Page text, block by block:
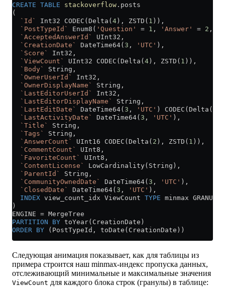
CREATE TABLE stackoverflow .posts
(
  `Id`
Int32 CODEC(Delta(4), ZSTD( 1 )),
  `PostTypeId`
Enum8( 'Question' = 1 , 'Answer' = 2 ,
  `AcceptedAnswerId`
UInt32,
  `CreationDate`
DateTime64( 3 , 'UTC' ),
  `Score`
Int32,
  `ViewCount`
UInt32 CODEC(Delta(4), ZSTD( 1 )),
  `Body`
String,
  `OwnerUserId`
Int32,
  `OwnerDisplayName`
String,
  `LastEditorUserId`
Int32,
  `LastEditorDisplayName`
String,
  `LastEditDate`
DateTime64( 3 , 'UTC' ) CODEC(Delta(
  `LastActivityDate`
DateTime64( 3 , 'UTC' ),
  `Title`
String,
  `Tags`
String,
  `AnswerCount`
UInt16 CODEC(Delta( 2 ), ZSTD( 1 )),
  `CommentCount`
UInt8,
  `FavoriteCount`
UInt8,
  `ContentLicense`
LowCardinality(String),
  `ParentId`
String,
  `CommunityOwnedDate`
DateTime64( 3 , 'UTC' ),
  `ClosedDate`
DateTime64( 3 , 'UTC' ),
  INDEX
view_count_idx ViewCount TYPE minmax
)
ENGINE = MergeTree
PARTITION BY toYear(CreationDate)
ORDER BY (PostTypeId, toDate(CreationDate))
Следующая анимация показывает, как для таблицы из
примера строится наш minmax-индекс пропуска данных,
отслеживающий минимальные и максимальные значения
ViewCount для каждого блока строк (гранулы) в таблице: